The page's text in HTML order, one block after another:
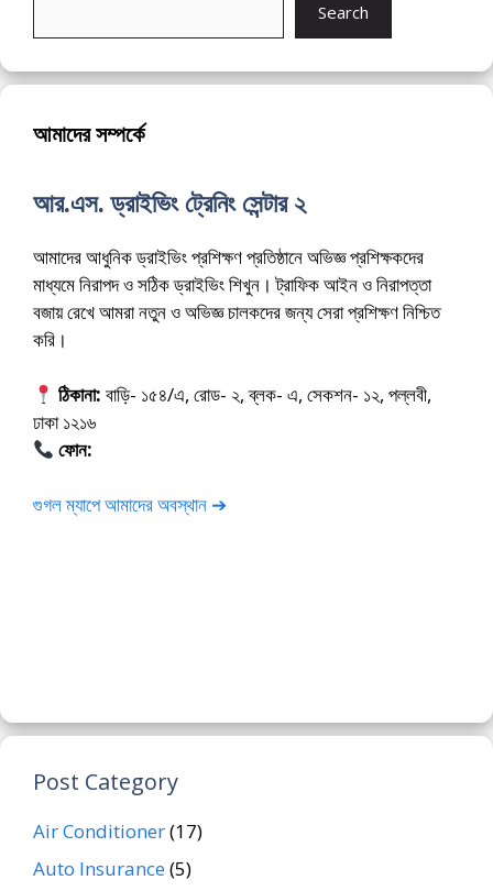
Search
আমাদের সম্পর্কে
আর.এস. ড্রাইভিং ট্রেনিং সেন্টার ২
আমাদের আধুনিক ড্রাইভিং প্রশিক্ষণ প্রতিষ্ঠানে অভিজ্ঞ প্রশিক্ষকদের
মাধ্যমে নিরাপদ ও সঠিক ড্রাইভিং শিখুন। ট্রাফিক আইন ও নিরাপত্তা
বজায় রেখে আমরা নতুন ও অভিজ্ঞ চালকদের জন্য সেরা প্রশিক্ষণ নিশ্চিত
করি।
ঠিকানা: বাড়ি- ১৫৪/এ, রোড- ২, ব্লক- এ, সেকশন- ১২, পল্লবী,
ঢাকা ১২১৬
ফোন:
গুগল ম্যাপে আমাদের অবস্থান ➔
Post Category
Air Conditioner(17)
Auto Insurance(5)